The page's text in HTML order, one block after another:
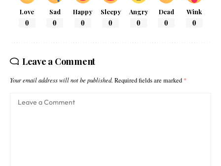
Love
0
Sad
0
Happy
0
Sleepy
0
Angry
0
Dead
0
Wink
0
Leave a Comment
Your email address will not be published. Required fields are marked *